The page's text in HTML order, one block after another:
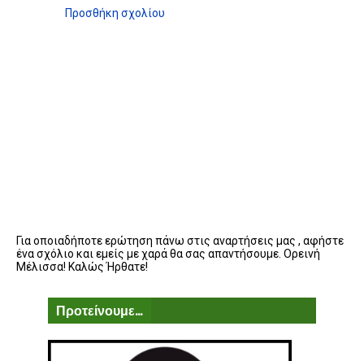
Προσθήκη σχολίου
Για οποιαδήποτε ερώτηση πάνω στις αναρτήσεις μας , αφήστε
ένα σχόλιο και εμείς με χαρά θα σας απαντήσουμε. Ορεινή
Μέλισσα! Καλώς Ήρθατε!
Προτείνουμε...